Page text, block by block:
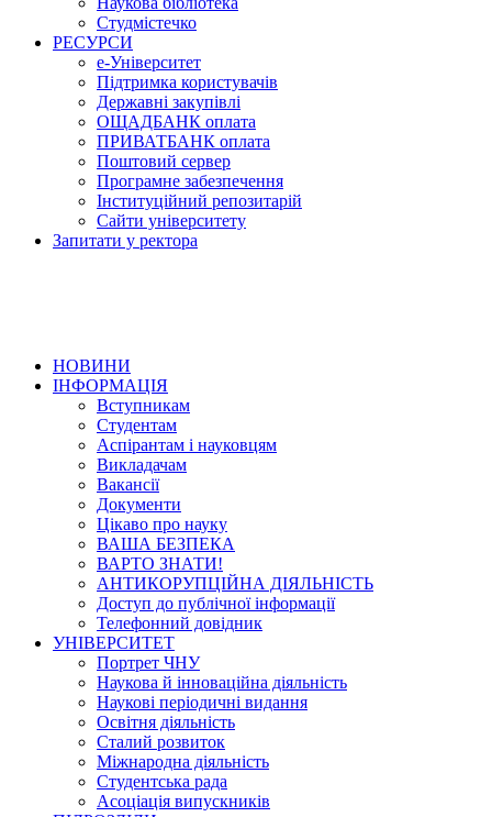
Студмістечко
РЕСУРСИ
е-Університет
Підтримка користувачів
Державні закупівлі
ОЩАДБАНК оплата
ПРИВАТБАНК оплата
Поштовий сервер
Програмне забезпечення
Інституційний репозитарій
Сайти університету
Запитати у ректора
НОВИНИ
ІНФОРМАЦІЯ
Вступникам
Студентам
Аспірантам і науковцям
Викладачам
Вакансії
Документи
Цікаво про науку
ВАША БЕЗПЕКА
ВАРТО ЗНАТИ!
АНТИКОРУПЦІЙНА ДІЯЛЬНІСТЬ
Доступ до публічної інформації
Телефонний довідник
УНІВЕРСИТЕТ
Портрет ЧНУ
Наукова й інноваційна діяльність
Наукові періодичні видання
Освітня діяльність
Сталий розвиток
Міжнародна діяльність
Студентська рада
Асоціація випускників